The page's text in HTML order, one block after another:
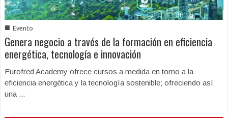
■ Evento
Genera negocio a través de la formación en eficiencia
energética, tecnología e innovación
Eurofred Academy ofrece cursos a medida en torno a la
eficiencia energética y la tecnología sostenible; ofreciendo así
una ...